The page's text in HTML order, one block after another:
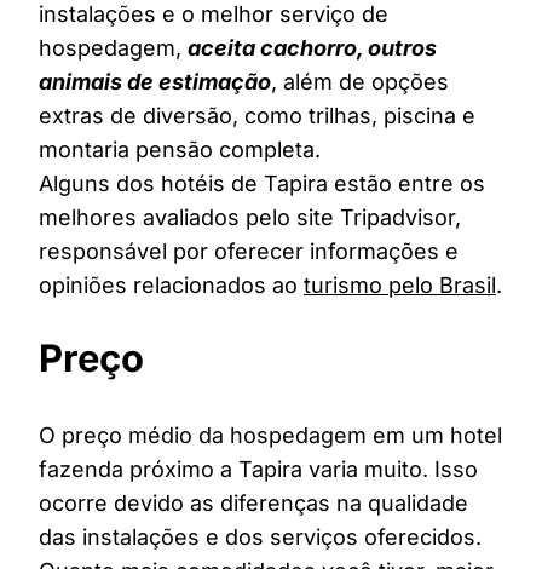
instalações e o melhor serviço de
hospedagem, aceita cachorro, outros
animais de estimação, além de opções
extras de diversão, como trilhas, piscina e
montaria pensão completa.
Alguns dos hotéis de Tapira estão entre os
melhores avaliados pelo site Tripadvisor,
responsável por oferecer informações e
opiniões relacionados ao turismo pelo Brasil.
Preço
O preço médio da hospedagem em um hotel
fazenda próximo a Tapira varia muito. Isso
ocorre devido as diferenças na qualidade
das instalações e dos serviços oferecidos.